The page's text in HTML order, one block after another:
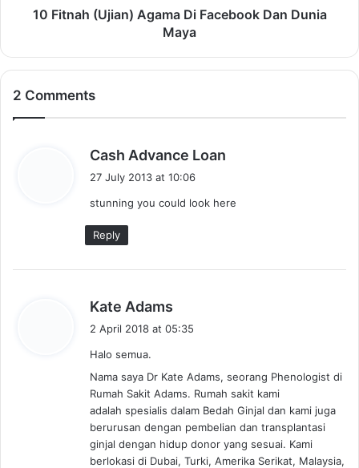
Boleh Menerima Donor Dari Dari Orang Kafir dan
10 Fitnah (Ujian) Agama Di Facebook Dan Dunia
Maya
2 Comments